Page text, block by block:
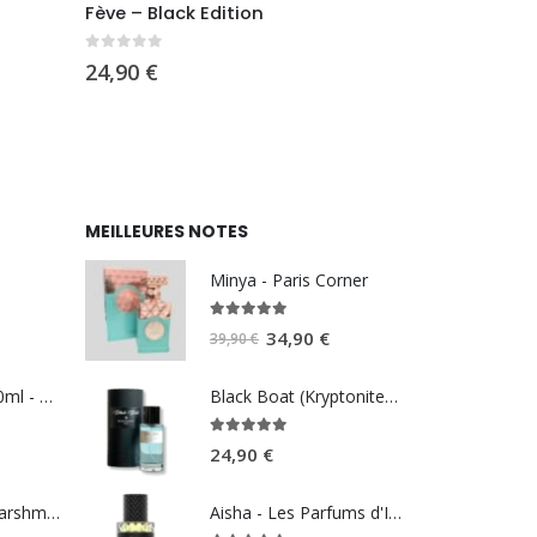
Fève – Black Edition
24,90 €
Summer Pink 100ml - REEF perfumes
Brume Kenzie Marshmallow Dream 250ml - Volaré
MEILLEURES NOTES
Minya - Paris Corner
39,90€ Le
initial
était :
39,90 €.
34,90 €Le
actuel
Black Boat (Kryptonite) - Black Edition
24,90 €
Aisha - Les Parfums d'Igor